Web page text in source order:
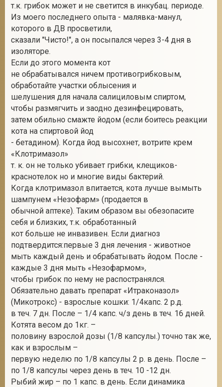
т.к. грибок может и не светится в инкубац. периоде.
Из моего последнего опыта - малявка-манул,
которого в ДВ просветили,
сказали "Чисто!", а он посыпался через 3-4 дня в
изоляторе.
Если до этого момента кот
не обрабатывался ничем противогрибковым,
обработайте участки облысения и
шелушения для начала салициловым спиртом,
чтобы размягчить и заодно дезинфецировать,
затем обильно смажте йодом (если боитесь реакции
кота на спиртовой йод
- бетадином). Когда йод высохнет, вотрите крем
«Клотримазол»
т. к. он не только убивает грибки, клещиков-
краснотелок но и многие виды бактерий.
Когда клотримазол впитается, кота лучше вымыть
шампунем «Незофарм» (продается в
обычной аптеке). Таким образом вы обезопасите
себя и близких, т.к. обработанный
кот больше не инвазивен. Если диагноз
подтвердится:первые 3 дня лечения - животное
мыть каждый день и обрабатывать йодом. После -
каждые 3 дня мыть «Незофармом»,
чтобы грибок по нему не распостранялся.
Обязательно давать препарат «Итраконазол»
(Микотрокс) - взрослые кошки: 1/4капс. 2 р.д.
в теч. 7 дн. После – 1/4 капс. ч/з день в теч. 16 дней.
Котята весом до 1кг. –
половину взрослой дозы (1/8 капсулы.) точно так же,
как и взрослым –
первую неделю по 1/8 капсулы 2 р. в день. После –
по 1/8 капсулы через день в теч. 10 -12 дн.
Рыбий жир – по 1 капс. в день. Если динамика